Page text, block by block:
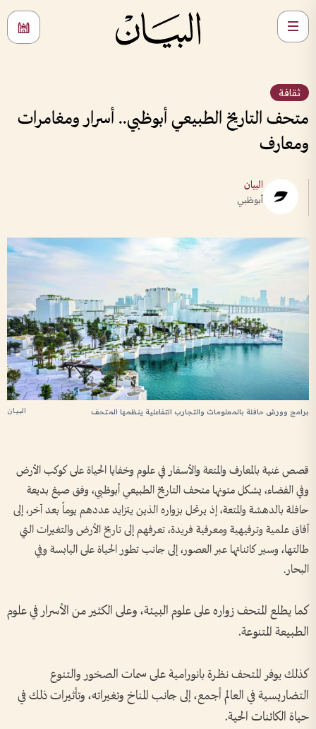
ثقافة
متحف التاريخ الطبيعي أبوظبي.. أسرار ومغامرات
ومعارف
البيان
أبوظبي
البيان برامج وورش حافلة بالمعلومات والتجارب التفاعلية ينظمها المتحف
قصص غنية بالمعارف والمتعة والأسفار في علوم وخفايا الحياة على كوكب الأرض
وفي الفضاء، يشكل متونها متحف التاريخ الطبيعي أبوظبي، وفق صيغ بديعة
حافلة بالدهشة والمتعة، إذ يرتحل بزواره الذين يتزايد عددهم يوماً بعد آخر، إلى
آفاق علمية وترفيهية ومعرفية فريدة، تعرفهم إلى تاريخ الأرض والتغيرات التي
طالتها، وسير كائناتها عبر العصور، إلى جانب تطور الحياة على اليابسة وفي
البحار.
كما يطلع المتحف زواره على علوم البيئة، وعلى الكثير من الأسرار في علوم
الطبيعة المتنوعة.
كذلك يوفر المتحف نظرة بانورامية على سمات الصخور والتنوع
التضاريسية في العالم أجمع، إلى جانب المناخ وتغيراته، وتأثيرات ذلك في
حياة الكائنات الحية.